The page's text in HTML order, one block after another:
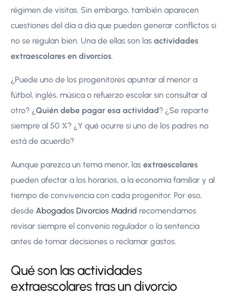
régimen de visitas. Sin embargo, también aparecen
cuestiones del día a día que pueden generar conflictos si
no se regulan bien. Una de ellas son lasactividades
extraescolares en divorcios.
¿Puede uno de los progenitores apuntar al menor a
fútbol, inglés, música o refuerzo escolar sin consultar al
otro? ¿Quién debe pagar esa actividad? ¿Se reparte
siempre al 50 %? ¿Y qué ocurre si uno de los padres no
está de acuerdo?
Aunque parezca un tema menor, lasextraescolares
pueden afectar a los horarios, a la economía familiar y al
tiempo de convivencia con cada progenitor. Por eso,
desdeAbogados Divorcios Madrid recomendamos
revisar siempre el convenio regulador o la sentencia
antes de tomar decisiones o reclamar gastos.
Qué son las actividades
extraescolares tras un divorcio